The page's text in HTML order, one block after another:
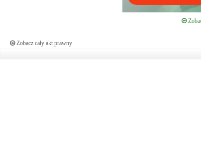
Zobacz cały akt prawny